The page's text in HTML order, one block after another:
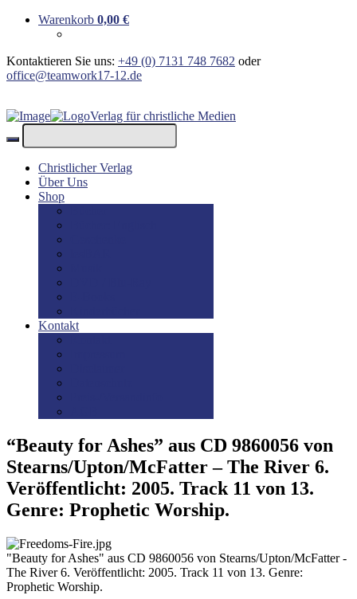
Warenkorb 0,00 €
Kontaktieren Sie uns: +49 (0) 7131 748 7682 oder
office@teamwork17-12.de
Verlag für christliche Medien
Christlicher Verlag
Über Uns
Shop
Kontakt
“Beauty for Ashes” aus CD 9860056 von
Stearns/Upton/McFatter – The River 6.
Veröffentlicht: 2005. Track 11 von 13.
Genre: Prophetic Worship.
"Beauty for Ashes" aus CD 9860056 von Stearns/Upton/McFatter -
The River 6. Veröffentlicht: 2005. Track 11 von 13. Genre:
Prophetic Worship.